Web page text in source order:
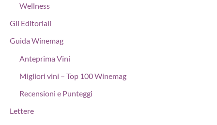
Wellness
Gli Editoriali
Guida Winemag
Anteprima Vini
Migliori vini – Top 100 Winemag
Recensioni e Punteggi
Lettere